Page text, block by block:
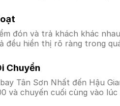
đón và trả khách khác
đều hiển thị rõ ràng trong
Chuyển
Tân Sơn Nhất đến Hậu
và chuyến cuối cùng vào lúc